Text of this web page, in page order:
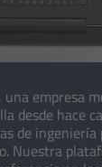
una empresa
desde hace
de
Nuestra